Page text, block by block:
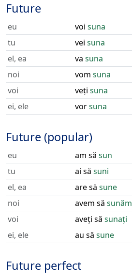
Future
eu voi suna
tu
vei suna
el, ea
va suna
noi
vom suna
voi
veți suna
ei, ele
vorsuna
Future (popular)
eu am să sun
tu
ai să suni
el, ea
are să sune
noi
avem să sunăm
voi
aveți să sunați
ei, ele
au să sune
Future perfect